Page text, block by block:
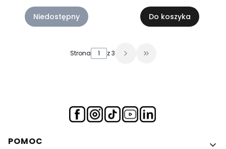
Niedostępny
czerwony, Kerbl
Do koszyka
Strona z 3 Przejdź do ostatniej
Linki w stopce
POMOC